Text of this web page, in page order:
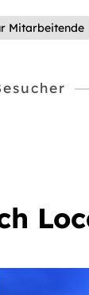
Mitarbeitende